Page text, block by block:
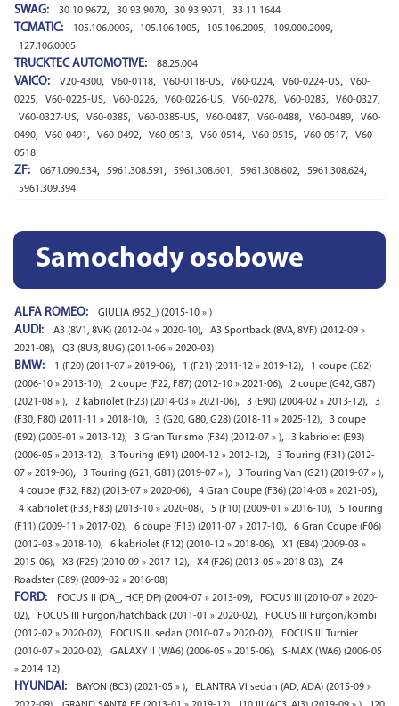
SWAG: 30 10 9672, 30 93 9070, 30 93 9071 , 33 11 1644
TCMATIC: 105.106.0005, 105.106.1005, 105.106.2005, 109.000.2009,
127.106.0005
TRUCKTEC AUTOMOTIVE: 88.25.004
VAICO: V20-4300, V60-0118, V60-0118-US, V60-0224, V60-0224-US,
V60-
0225, V60-0225-US, V60-0226, V60-0226-US, V60-0278, V60-0285, V60-0327,
V60-0327-US, V60-0385, V60-0385-US, V60-0487, V60-0488, V60-0489,
V60-
0490, V60-0491 , V60-0492, V60-0513, V60-0514, V60-0515, V60-0517,
V60-
0518
ZF: 0671.090.534, 5961.308.591 , 5961.308.601 , 5961.308.602, 5961.308.624,
5961.309.394
Samochody osobowe
ALFA ROMEO: GIULIA (952_) (2015-10 » )
AUDI: A3 (8V1, 8VK) (2012-04 » 2020-10),
A3 Sportback (8VA, 8VF) (2012-09 »
2021-08), Q3 (8UB, 8UG) (2011-06 » 2020-03)
BMW: 1 (F20) (2011-07 » 2019-06), 1 (F21) (2011-12 » 2019-12),
1 coupe (E82)
(2006-10 » 2013-10), 2 coupe (F22, F87) (2012-10 » 2021-06),
2 coupe (G42, G87)
(2021-08 » ), 2 kabriolet (F23) (2014-03 » 2021-06), 3 (E90) (2004-02 » 2013-12),
3
(F30, F80) (2011-11 » 2018-10), 3 (G20, G80, G28) (2018-11 » 2025-12),
3 coupe
(E92) (2005-01 » 2013-12), 3 Gran Turismo (F34) (2012-07 » ),
3 kabriolet (E93)
(2006-05 » 2013-12), 3 Touring (E91) (2004-12 » 2012-12),
3 Touring (F31) (2012-
07 » 2019-06), 3 Touring (G21, G81) (2019-07 » ), 3 Touring Van (G21) (2019-07 » ),
4 coupe (F32, F82) (2013-07 » 2020-06), 4 Gran Coupe (F36) (2014-03 » 2021-05),
4 kabriolet (F33, F83) (2013-10 » 2020-08), 5 (F10) (2009-01 » 2016-10),
5 Touring
(F11) (2009-11 » 2017-02), 6 coupe (F13) (2011-07 » 2017-10),
6 Gran Coupe (F06)
(2012-03 » 2018-10), 6 kabriolet (F12) (2010-12 » 2018-06),
X1 (E84) (2009-03 »
2015-06), X3 (F25) (2010-09 » 2017-12), X4 (F26) (2013-05 » 2018-03),
Z4
Roadster (E89) (2009-02 » 2016-08)
FORD: FOCUS II (DA_, HCP, DP) (2004-07 » 2013-09),
FOCUS III (2010-07 » 2020-
02), FOCUS III Furgon/hatchback (2011-01 » 2020-02),
FOCUS III Furgon/kombi
(2012-02 » 2020-02), FOCUS III sedan (2010-07 » 2020-02),
FOCUS III Turnier
(2010-07 » 2020-02), GALAXY II (WA6) (2006-05 » 2015-06),
S-MAX (WA6) (2006-05
» 2014-12)
HYUNDAI: BAYON (BC3) (2021-05 » ),
ELANTRA VI sedan (AD, ADA) (2015-09 »